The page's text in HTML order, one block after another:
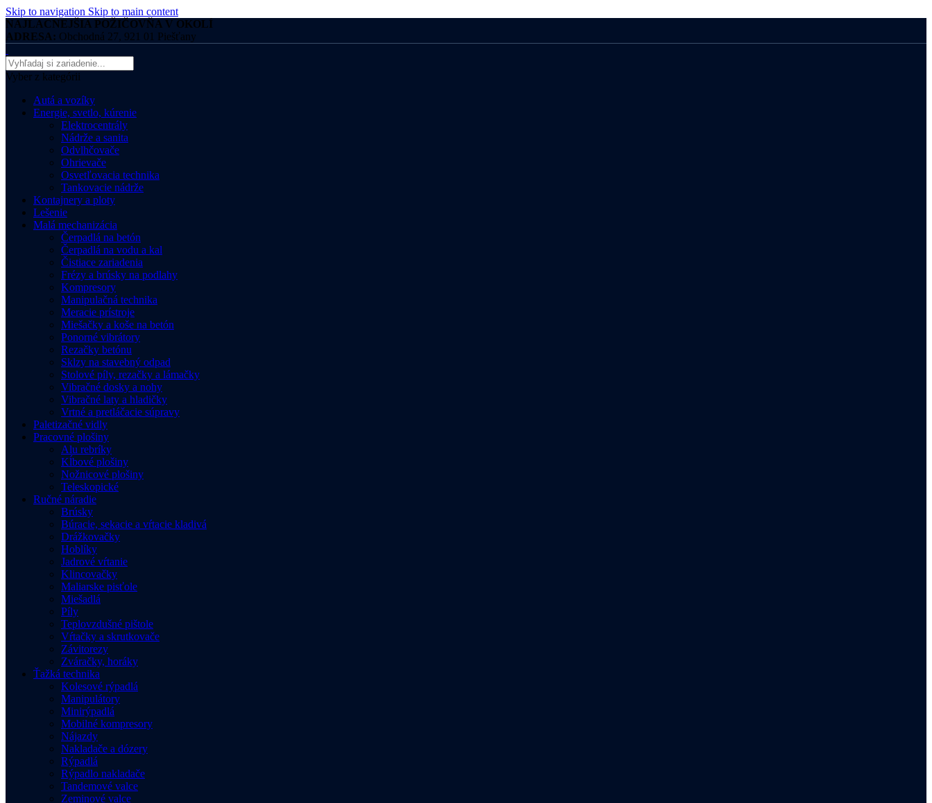
Skip to navigation Skip to main content
NAJLACNEJŠIA POŽIČOVŇA V OKOLÍ
ADRESA: Obchodná 27, 921 01 Piešťany
Vyber z kategórii
Autá a vozíky
Energie, svetlo, kúrenie
Elektrocentrály
Nádrže a sanita
Odvlhčovače
Ohrievače
Osvetľovacia technika
Tankovacie nádrže
Kontajnery a ploty
Lešenie
Malá mechanizácia
Čerpadlá na betón
Čerpadlá na vodu a kal
Čistiace zariadenia
Frézy a brúsky na podlahy
Kompresory
Manipulačná technika
Meracie prístroje
Miešačky a koše na betón
Ponorné vibrátory
Rezačky betónu
Sklzy na stavebný odpad
Stolové píly, rezačky a lámačky
Vibračné dosky a nohy
Vibračné laty a hladičky
Vrtné a pretláčacie súpravy
Paletizačné vidly
Pracovné plošiny
Alu rebríky
Kĺbové plošiny
Nožnicové plošiny
Teleskopické
Ručné náradie
Brúsky
Búracie, sekacie a vŕtacie kladivá
Drážkovačky
Hoblíky
Jadrové vŕtanie
Klincovačky
Maliarske pisťole
Miešadlá
Píly
Teplovzdušné pištole
Vŕtačky a skrutkovače
Závitorezy
Zváračky, horáky
Ťažká technika
Kolesové rýpadlá
Manipulátory
Minirýpadlá
Mobilné kompresory
Nájazdy
Nakladače a dózery
Rýpadlá
Rýpadlo nakladače
Tandemové valce
Zeminové valce